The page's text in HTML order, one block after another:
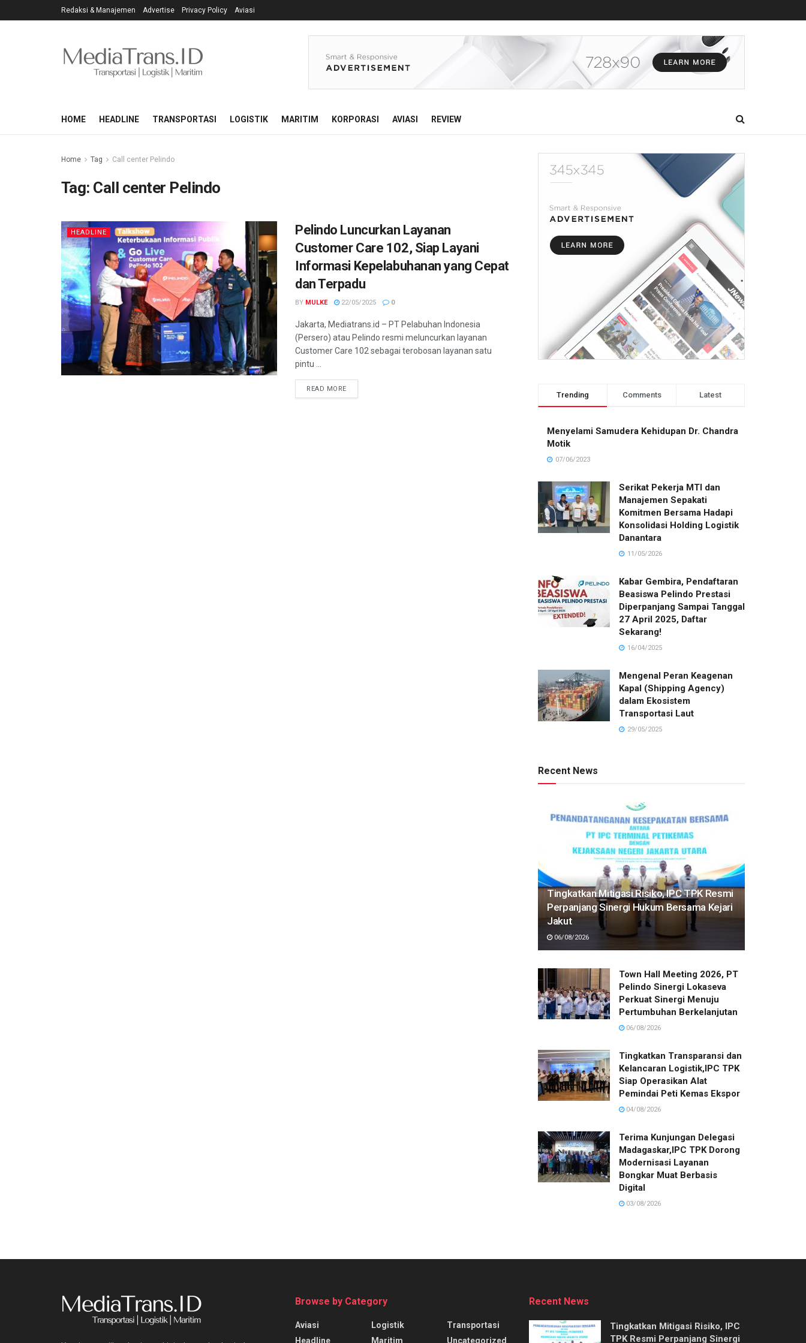
Redaksi & Manajemen Advertise Privacy Policy Aviasi
HOME HEADLINE TRANSPORTASI LOGISTIK MARITIM KORPORASI AVIASI REVIEW
Home Tag Call center Pelindo
Tag: Call center Pelindo
HEADLINE
Pelindo Luncurkan Layanan
Customer Care 102, Siap Layani
Informasi Kepelabuhanan yang Cepat
dan Terpadu
BY MULKE 22/05/2025 0
Jakarta, Mediatrans.id – PT Pelabuhan Indonesia
(Persero) atau Pelindo resmi meluncurkan layanan
Customer Care 102 sebagai terobosan layanan satu
pintu ...
READ MORE
Trending Comments Latest
Menyelami Samudera Kehidupan Dr. Chandra
Motik
07/06/2023
Serikat Pekerja MTI dan
Manajemen Sepakati
Komitmen Bersama Hadapi
Konsolidasi Holding Logistik
Danantara
11/05/2026
Kabar Gembira, Pendaftaran
Beasiswa Pelindo Prestasi
Diperpanjang Sampai Tanggal
27 April 2025, Daftar
Sekarang!
16/04/2025
Mengenal Peran Keagenan
Kapal (Shipping Agency)
dalam Ekosistem
Transportasi Laut
29/05/2025
Recent News
Tingkatkan Mitigasi Risiko, IPC TPK Resmi
Perpanjang Sinergi Hukum Bersama Kejari
Jakut
06/08/2026
Town Hall Meeting 2026, PT
Pelindo Sinergi Lokaseva
Perkuat Sinergi Menuju
Pertumbuhan Berkelanjutan
06/08/2026
Tingkatkan Transparansi dan
Kelancaran Logistik,IPC TPK
Siap Operasikan Alat
Pemindai Peti Kemas Ekspor
04/08/2026
Terima Kunjungan Delegasi
Madagaskar,IPC TPK Dorong
Modernisasi Layanan
Bongkar Muat Berbasis
Digital
03/08/2026
Browse by Category
Aviasi
Headline
Logistik
Maritim
Transportasi
Uncategorized
Recent News
Tingkatkan Mitigasi Risiko, IPC
TPK Resmi Perpanjang Sinergi